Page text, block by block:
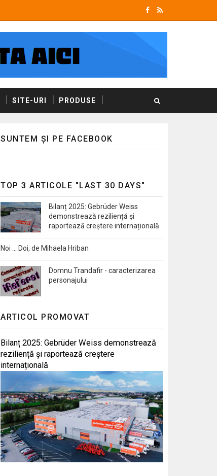
SITE-URI PRODUSE
SUNTEM ȘI PE FACEBOOK
TOP 3 ARTICOLE "LAST 30 DAYS"
Bilanț 2025: Gebrüder Weiss
demonstrează reziliență și
raportează creștere internațională
Noi … Doi, de Mihaela Hriban
Domnu Trandafir - caracterizarea
personajului
ARTICOL PROMOVAT
Bilanț 2025: Gebrüder Weiss demonstrează
reziliență și raportează creștere
internațională